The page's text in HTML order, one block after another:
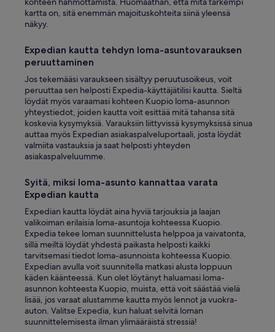
kartta on, sitä enemmän majoituskohteita siinä yleensä
näkyy.
Expedian kautta tehdyn loma-asuntovarauksen
peruuttaminen
Jos tekemääsi varaukseen sisältyy peruutusoikeus, voit
peruuttaa sen helposti Expedia-käyttäjätilisi kautta. Sieltä
löydät myös varaamasi kohteen Kuopio loma-asunnon
yhteystiedot, joiden kautta voit esittää mitä tahansa sitä
koskevia kysymyksiä. Varauksiin liittyvissä kysymyksissä sinua
auttaa myös Expedian asiakaspalveluportaali, josta löydät
valmiita vastauksia ja saat helposti yhteyden
asiakaspalveluumme.
Syitä, miksi loma-asunto kannattaa varata
Expedian kautta
Expedian kautta löydät aina hyviä tarjouksia ja laajan
valikoiman erilaisia loma-asuntoja kohteessa Kuopio.
Expedia tekee loman suunnittelusta helppoa ja vaivatonta,
sillä meiltä löydät yhdestä paikasta helposti kaikki
tarvitsemasi tiedot loma-asunnoista kohteessa Kuopio.
Expedian avulla voit suunnitella matkasi alusta loppuun
käden käänteessä. Kun olet löytänyt haluamasi loma-
asunnon kohteesta Kuopio, muista, että voit säästää vielä
lisää, jos varaat alustamme kautta myös lennot ja vuokra-
auton. Valitse Expedia, kun haluat selvitä loman
suunnittelemisesta ilman ylimääräistä stressiä!